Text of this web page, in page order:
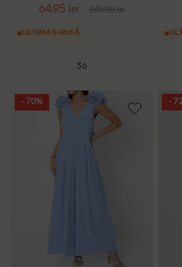
64.95 lei 245.00 lei
ULTIMA ȘANSĂ
36
- 70% -